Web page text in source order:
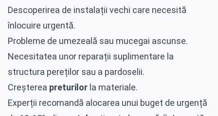
Descoperirea de instalații vechi care necesită
înlocuire urgentă.
Probleme de umezeală sau mucegai ascunse.
Necesitatea unor reparații suplimentare la
structura pereților sau a pardoselii.
Creșterea preturilor la materiale.
Experții recomandă alocarea unui buget de urgență